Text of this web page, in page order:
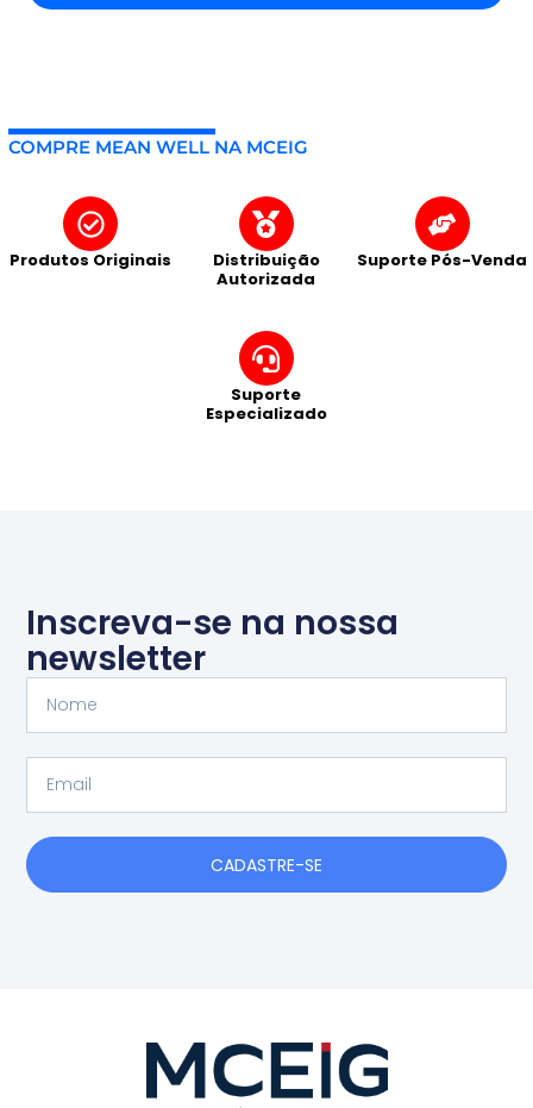
COMPRE MEAN WELL NA MCEIG
Produtos Originais
Distribuição
Autorizada
Suporte Pós-Venda
Suporte
Especializado
Inscreva-se na nossa
newsletter
CADASTRE-SE